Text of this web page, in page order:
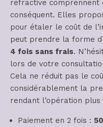
réfractive comprennent
conséquent. Elles
pour étaler le coût de
peut prendre la forme
4 fois sans frais.
lors de votre
Cela ne réduit pas le
considérablement la
rendant l’opération plus
Paiement en 2 fois :